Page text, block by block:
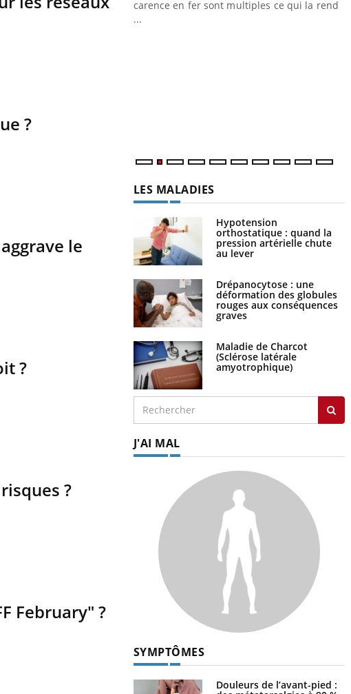
?
le
?
?
February" ?
carence en fer sont multiples ce qui la rend
...
LES MALADIES
Hypotension
orthostatique : quand la
pression artérielle chute
au lever
Drépanocytose : une
déformation des globules
rouges aux conséquences
graves
Maladie de Charcot
(Sclérose latérale
amyotrophique)
J'AI MAL
SYMPTÔMES
Douleurs de l’avant-pied :